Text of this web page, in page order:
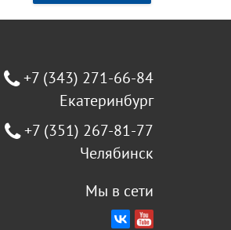
+7 (343) 271-66-84
Екатеринбург
+7 (351) 267-81-77
Челябинск
Мы в сети